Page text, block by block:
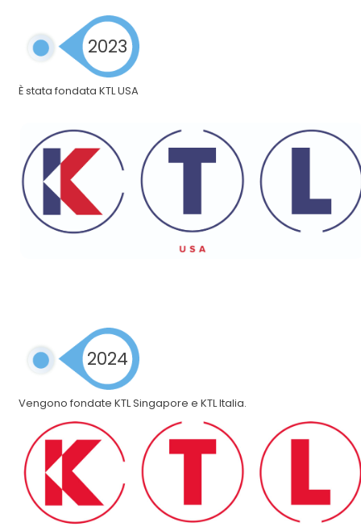
2023
È stata fondata KTL USA
2024
Vengono fondate KTL Singapore e KTL Italia.